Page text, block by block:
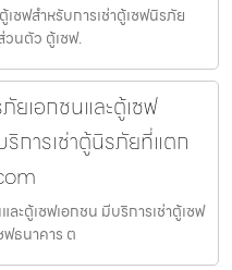
ซฟสำหรับการเช่าตู้เซฟนิรภัย
วนตัว ตู้เซฟ.
ยเอกชนและตู้เซฟ
ริการเช่าตู้นิรภัยที่แตก
ะตู้เซฟเอกชน มีบริการเช่าตู้เซฟ
ธนาคาร ต